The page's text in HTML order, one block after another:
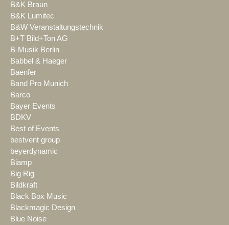
B&K Braun
B&K Lumitec
B&W Veranstaltungstechnik
B+T Bild+Ton AG
B-Musik Berlin
Babbel & Haeger
Baenfer
Band Pro Munich
Barco
Bayer Events
BDKV
Best of Events
bestvent group
beyerdynamic
Biamp
Big Rig
Bildkraft
Black Box Music
Blackmagic Design
Blue Noise